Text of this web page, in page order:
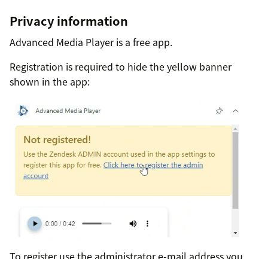
Privacy information
Advanced Media Player is a free app.
Registration is required to hide the yellow banner
shown in the app:
To register use the administrator e-mail address you